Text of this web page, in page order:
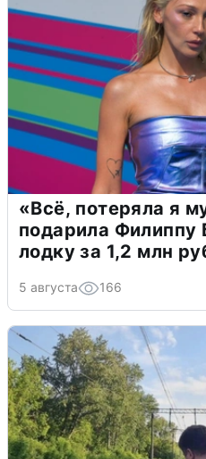
«Всё, потеряла я
подарила Филиппу
лодку за 1,2 млн
5 августа 166